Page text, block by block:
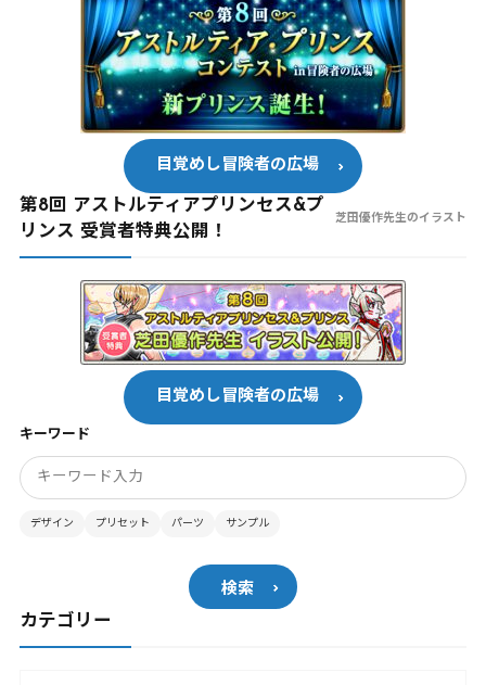
目覚めし冒険者の広場
第8回 アストルティアプリンセス&プ
リンス 受賞者特典公開！
芝田優作先生のイラスト
目覚めし冒険者の広場
キーワード
デザイン プリセット パーツ サンプル
検索
カテゴリー